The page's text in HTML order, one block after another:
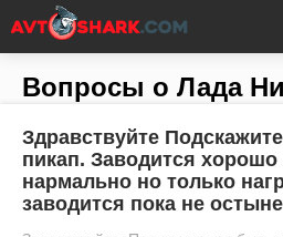
Главная Все вопросы
Вопросы о Лада
Здравствуйте
пикап. Заводится хорошо
нармально но только
заводится пока не